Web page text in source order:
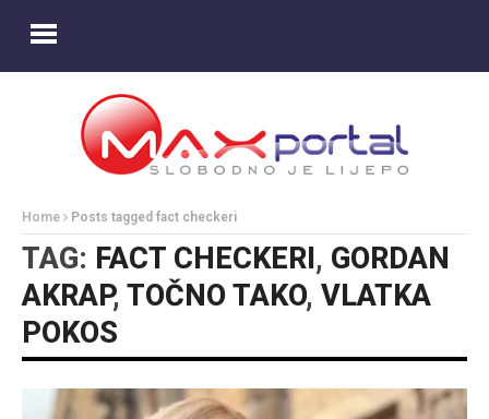
Home Posts tagged fact checkeri
TAG: FACT CHECKERI , GORDAN
AKRAP, TOČNO TAKO, VLATKA
POKOS